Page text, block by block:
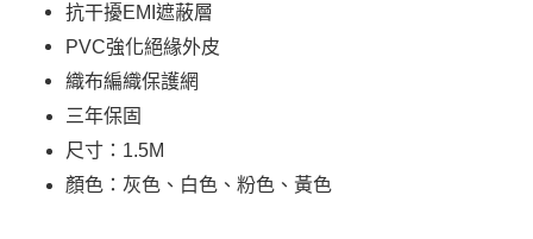
抗干擾EMI遮蔽層
PVC強化絕緣外皮
織布編織保護網
三年保固
尺寸：1.5M
顏色：灰色、白色、粉色、黃色